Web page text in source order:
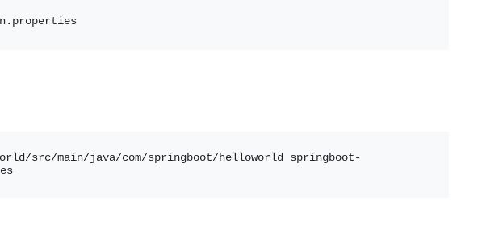
src/main/java/com/springboot/helloworld springboot-